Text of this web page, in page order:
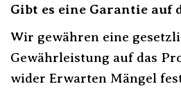
Gibt es eine Garantie auf
Wir gewähren eine
Gewährleistung auf das
wider Erwarten Mängel